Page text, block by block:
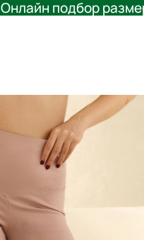
Онлайн подбор